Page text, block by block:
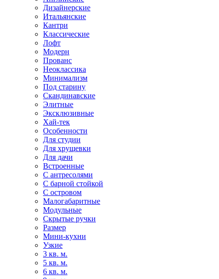
Дизайнерские
Итальянские
Кантри
Классические
Лофт
Модерн
Прованс
Неоклассика
Минимализм
Под старину
Скандинавские
Элитные
Эксклюзивные
Хай-тек
Особенности
Для студии
Для хрущевки
Для дачи
Встроенные
С антресолями
С барной стойкой
С островом
Малогабаритные
Модульные
Скрытые ручки
Размер
Мини-кухни
Узкие
3 кв. м.
5 кв. м.
6 кв. м.